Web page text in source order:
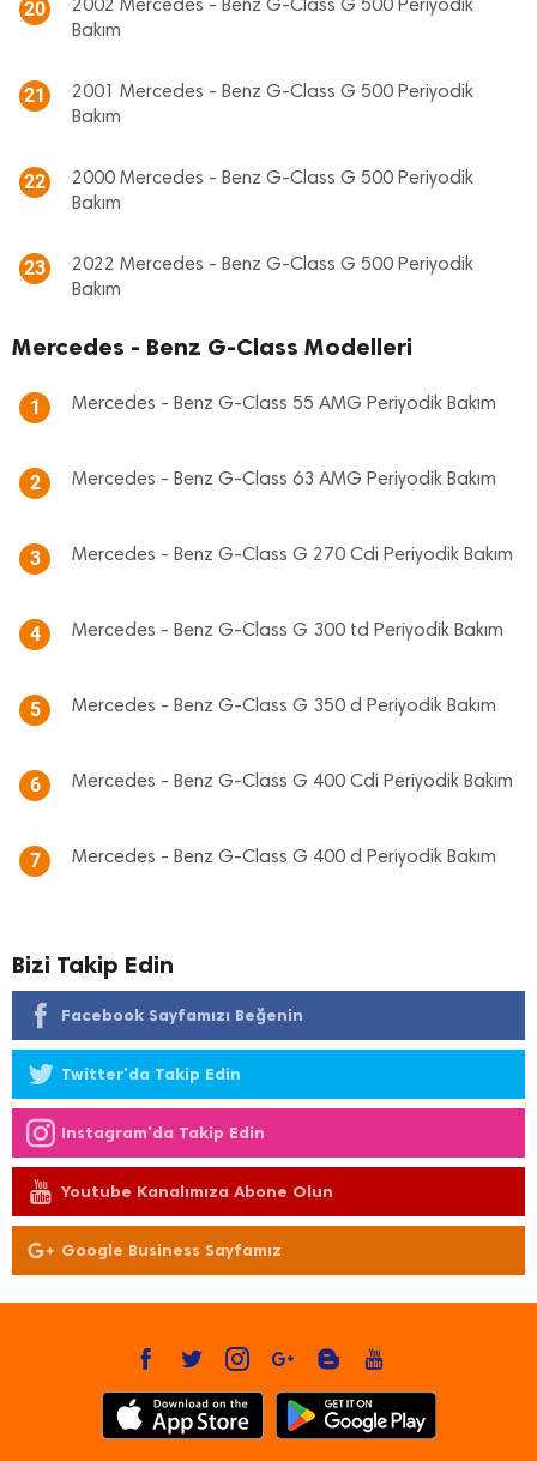
20
2002 Mercedes - Benz G-Class G 500 Periyodik
Bakım
21
2001 Mercedes - Benz G-Class G 500 Periyodik
Bakım
22
2000 Mercedes - Benz G-Class G 500 Periyodik
Bakım
23
2022 Mercedes - Benz G-Class G 500 Periyodik
Bakım
Mercedes - Benz G-Class Modelleri
1 Mercedes - Benz G-Class 55 AMG Periyodik Bakım
2 Mercedes - Benz G-Class 63 AMG Periyodik Bakım
3 Mercedes - Benz G-Class G 270 Cdi Periyodik Bakım
4 Mercedes - Benz G-Class G 300 td Periyodik Bakım
5 Mercedes - Benz G-Class G 350 d Periyodik Bakım
6 Mercedes - Benz G-Class G 400 Cdi Periyodik Bakım
7 Mercedes - Benz G-Class G 400 d Periyodik Bakım
Bizi Takip Edin
Facebook Sayfamızı Beğenin
Twitter'da Takip Edin
Instagram'da Takip Edin
Youtube Kanalımıza Abone Olun
Google Business Sayfamız